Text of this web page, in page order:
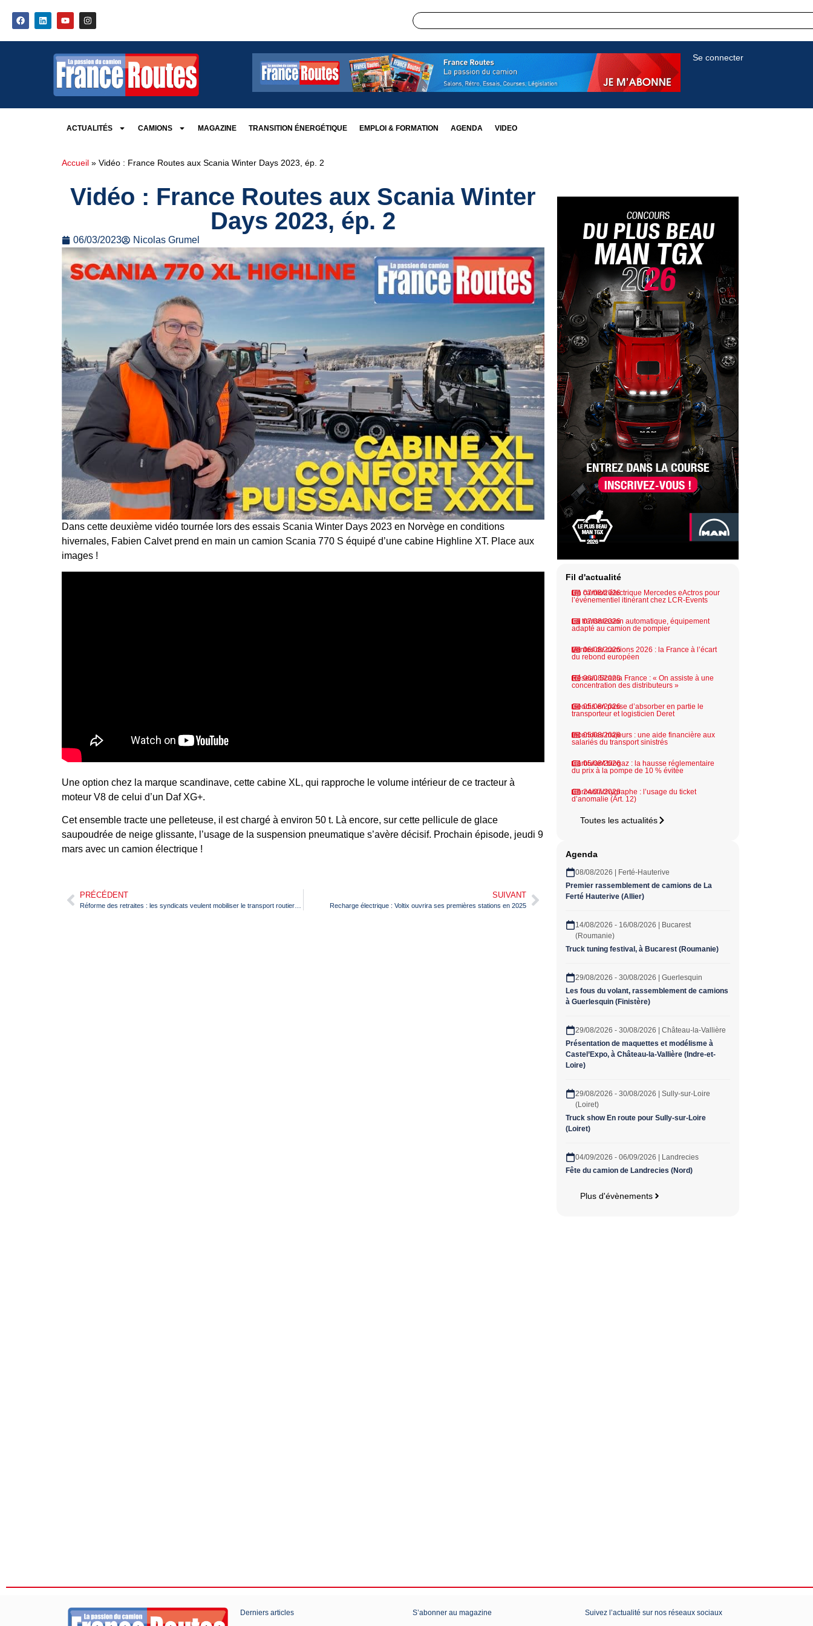
Se connecter
ACTUALITÉS CAMIONS MAGAZINE TRANSITION ÉNERGÉTIQUE EMPLOI & FORMATION AGENDA VIDEO
Accueil » Vidéo : France Routes aux Scania Winter Days 2023, ép. 2
Vidéo : France Routes aux Scania Winter
Days 2023, ép. 2
06/03/2023 Nicolas Grumel
Dans cette deuxième vidéo tournée lors des essais Scania Winter Days 2023 en Norvège en conditions
hivernales, Fabien Calvet prend en main un camion Scania 770 S équipé d’une cabine Highline XT. Place aux
images !
Une option chez la marque scandinave, cette cabine XL, qui rapproche le volume intérieur de ce tracteur à
moteur V8 de celui d’un Daf XG+.
Cet ensemble tracte une pelleteuse, il est chargé à environ 50 t. Là encore, sur cette pellicule de glace
saupoudrée de neige glissante, l’usage de la suspension pneumatique s’avère décisif. Prochain épisode, jeudi 9
mars avec un camion électrique !
PRÉCÉDENT SUIVANT
Recharge électrique : Voltix ouvrira ses premières stations en 2025
Fil d'actualité
07/08/2026
Un camion électrique Mercedes eActros pour
l’événementiel itinérant chez LCR-Events
07/08/2026
La transmission automatique, équipement
adapté au camion de pompier
06/08/2026
Ventes de camions 2026 : la France à l’écart
du rebond européen
06/08/2026
Réseau Scania France : « On assiste à une
concentration des distributeurs »
05/08/2026
Geodis en passe d’absorber en partie le
transporteur et logisticien Deret
05/08/2026
Incendies majeurs : une aide financière aux
salariés du transport sinistrés
05/08/2026
Carburant biogaz : la hausse réglementaire
du prix à la pompe de 10 % évitée
24/07/2026
Chronotachygraphe : l’usage du ticket
d’anomalie (Art. 12)
Toutes les actualités
Agenda
08/08/2026 | Ferté-Hauterive
Premier rassemblement de camions de La
Ferté Hauterive (Allier)
14/08/2026 - 16/08/2026 | Bucarest
(Roumanie)
Truck tuning festival, à Bucarest (Roumanie)
29/08/2026 - 30/08/2026 | Guerlesquin
Les fous du volant, rassemblement de camions
à Guerlesquin (Finistère)
29/08/2026 - 30/08/2026 | Château-la-Vallière
Présentation de maquettes et modélisme à
Castel’Expo, à Château-la-Vallière (Indre-et-
Loire)
29/08/2026 - 30/08/2026 | Sully-sur-Loire
(Loiret)
Truck show En route pour Sully-sur-Loire
(Loiret)
04/09/2026 - 06/09/2026 | Landrecies
Fête du camion de Landrecies (Nord)
Plus d'évènements
Derniers articles S’abonner au magazine Suivez l’actualité sur nos réseaux sociaux